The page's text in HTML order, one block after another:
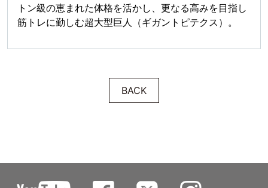
トン級の恵まれた体格を活かし、更なる高みを目指し
筋トレに勤しむ超大型巨人（ギガントピテクス）。
BACK